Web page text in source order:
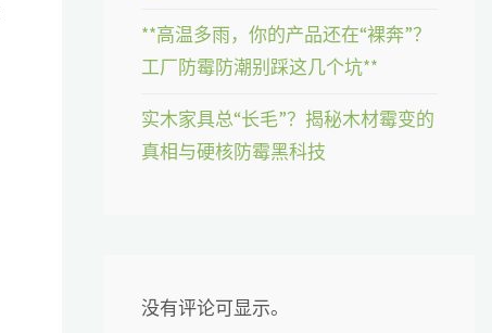
**高温多雨，你的产品还在“裸奔”？
工厂防霉防潮别踩这几个坑**
实木家具总“长毛”？揭秘木材霉变的
真相与硬核防霉黑科技
没有评论可显示。